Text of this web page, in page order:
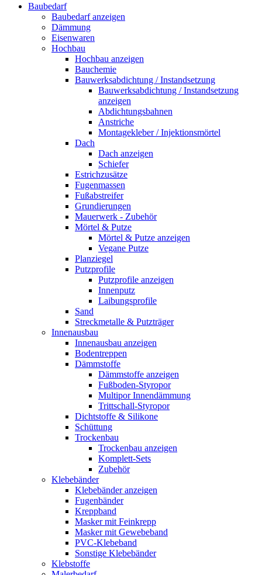
Baubedarf
Baubedarf anzeigen
Dämmung
Eisenwaren
Hochbau
Hochbau anzeigen
Bauchemie
Bauwerksabdichtung / Instandsetzung
Bauwerksabdichtung / Instandsetzung
anzeigen
Abdichtungsbahnen
Anstriche
Montagekleber / Injektionsmörtel
Dach
Dach anzeigen
Schiefer
Estrichzusätze
Fugenmassen
Fußabstreifer
Grundierungen
Mauerwerk - Zubehör
Mörtel & Putze
Mörtel & Putze anzeigen
Vegane Putze
Planziegel
Putzprofile
Putzprofile anzeigen
Innenputz
Laibungsprofile
Sand
Streckmetalle & Putzträger
Innenausbau
Innenausbau anzeigen
Bodentreppen
Dämmstoffe
Dämmstoffe anzeigen
Fußboden-Styropor
Multipor Innendämmung
Trittschall-Styropor
Dichtstoffe & Silikone
Schüttung
Trockenbau
Trockenbau anzeigen
Komplett-Sets
Zubehör
Klebebänder
Klebebänder anzeigen
Fugenbänder
Kreppband
Masker mit Feinkrepp
Masker mit Gewebeband
PVC-Klebeband
Sonstige Klebebänder
Klebstoffe